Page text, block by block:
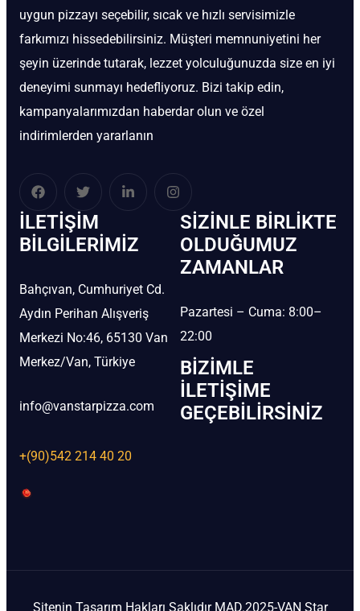
uygun pizzayı seçebilir, sıcak ve hızlı servisimizle
farkımızı hissedebilirsiniz. Müşteri memnuniyetini her
şeyin üzerinde tutarak, lezzet yolculuğunuzda size en iyi
deneyimi sunmayı hedefliyoruz. Bizi takip edin,
kampanyalarımızdan haberdar olun ve özel
indirimlerden yararlanın
İLETIŞIM
BİLGILERIMIZ
Bahçıvan, Cumhuriyet Cd.
Aydın Perihan Alışveriş
Merkezi No:46, 65130 Van
Merkez/Van, Türkiye
info@vanstarpizza.com
+(90)542 214 40 20
SIZINLE BIRLIKTE
OLDUĞUMUZ
ZAMANLAR
Pazartesi – Cuma: 8:00–
22:00
BIZIMLE
İLETIŞIME
GEÇEBILIRSINIZ
Sitenin Tasarım Hakları Saklıdır MAD.2025-VAN Star